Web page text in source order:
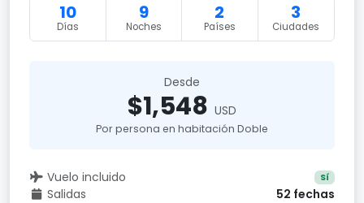
10
Días
9
Noches
2
Países
3
Ciudades
Desde
$1,548 USD
Por persona en habitación Doble
Vuelo incluido Sí
Salidas 52 fechas